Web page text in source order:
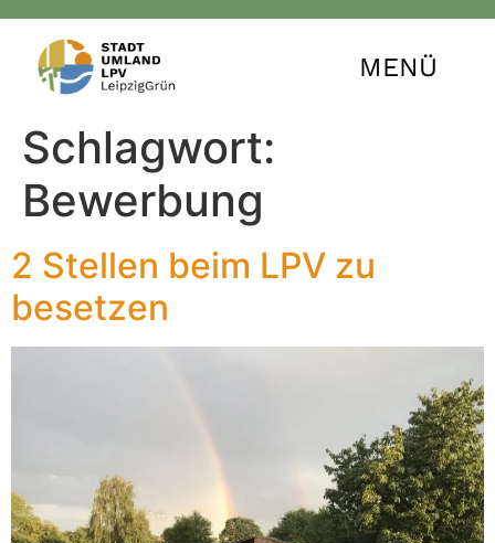
MENÜ
Schlagwort:
Bewerbung
2 Stellen beim LPV zu
besetzen